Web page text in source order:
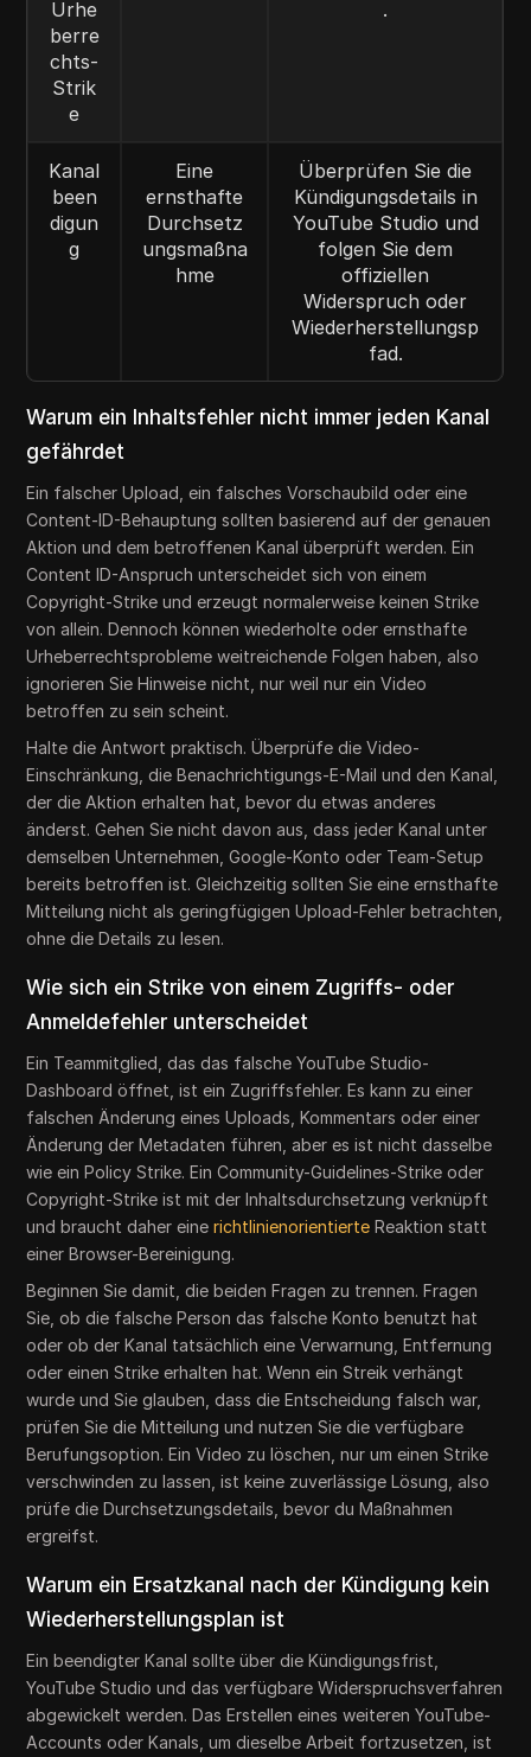
Urhe
berre
chts-
Strik
e
.
Kanal
been
digun
g
Eine
ernsthafte
Durchsetz
ungsmaßna
hme
Überprüfen Sie die
Kündigungsdetails in
YouTube Studio und
folgen Sie dem
offiziellen
Widerspruch oder
Wiederherstellungsp
fad.
Warum ein Inhaltsfehler nicht immer jeden Kanal
gefährdet
Ein falscher Upload, ein falsches Vorschaubild oder eine
Content-ID-Behauptung sollten basierend auf der genauen
Aktion und dem betroffenen Kanal überprüft werden. Ein
Content ID-Anspruch unterscheidet sich von einem
Copyright-Strike und erzeugt normalerweise keinen Strike
von allein. Dennoch können wiederholte oder ernsthafte
Urheberrechtsprobleme weitreichende Folgen haben, also
ignorieren Sie Hinweise nicht, nur weil nur ein Video
betroffen zu sein scheint.
Halte die Antwort praktisch. Überprüfe die Video-
Einschränkung, die Benachrichtigungs-E-Mail und den Kanal,
der die Aktion erhalten hat, bevor du etwas anderes
änderst. Gehen Sie nicht davon aus, dass jeder Kanal unter
demselben Unternehmen, Google-Konto oder Team-Setup
bereits betroffen ist. Gleichzeitig sollten Sie eine ernsthafte
Mitteilung nicht als geringfügigen Upload-Fehler betrachten,
ohne die Details zu lesen.
Wie sich ein Strike von einem Zugriffs- oder
Anmeldefehler unterscheidet
Ein Teammitglied, das das falsche YouTube Studio-
Dashboard öffnet, ist ein Zugriffsfehler. Es kann zu einer
falschen Änderung eines Uploads, Kommentars oder einer
Änderung der Metadaten führen, aber es ist nicht dasselbe
wie ein Policy Strike. Ein Community-Guidelines-Strike oder
Copyright-Strike ist mit der Inhaltsdurchsetzung verknüpft
und braucht daher einerichtlinienorientierte Reaktion statt
einer Browser-Bereinigung.
Beginnen Sie damit, die beiden Fragen zu trennen. Fragen
Sie, ob die falsche Person das falsche Konto benutzt hat
oder ob der Kanal tatsächlich eine Verwarnung, Entfernung
oder einen Strike erhalten hat. Wenn ein Streik verhängt
wurde und Sie glauben, dass die Entscheidung falsch war,
prüfen Sie die Mitteilung und nutzen Sie die verfügbare
Berufungsoption. Ein Video zu löschen, nur um einen Strike
verschwinden zu lassen, ist keine zuverlässige Lösung, also
prüfe die Durchsetzungsdetails, bevor du Maßnahmen
ergreifst.
Warum ein Ersatzkanal nach der Kündigung kein
Wiederherstellungsplan ist
Ein beendigter Kanal sollte über die Kündigungsfrist,
YouTube Studio und das verfügbare Widerspruchsverfahren
abgewickelt werden. Das Erstellen eines weiteren YouTube-
Accounts oder Kanals, um dieselbe Arbeit fortzusetzen, ist